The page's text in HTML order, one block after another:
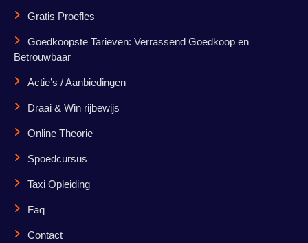
Gratis Proefles
Goedkoopste Tarieven: Verrassend Goedkoop en
Betrouwbaar
Actie’s / Aanbiedingen
Draai & Win rijbewijs
Online Theorie
Spoedcursus
Taxi Opleiding
Faq
Contact